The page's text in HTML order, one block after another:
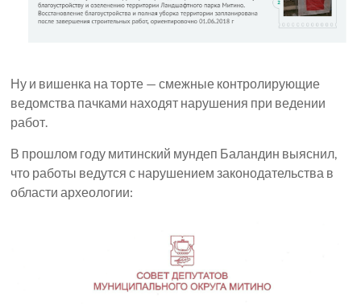
Ну и вишенка на торте — смежные контролирующие
ведомства пачками находят нарушения при ведении
работ.
В прошлом году митинский мундеп Баландин выяснил,
что работы ведутся с нарушением законодательства в
области археологии: